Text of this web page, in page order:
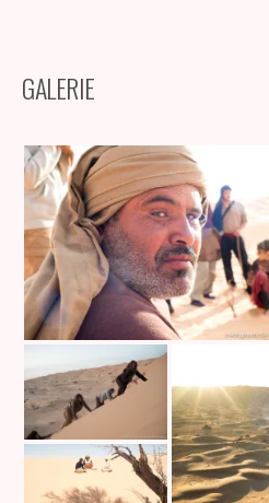
GALERIE